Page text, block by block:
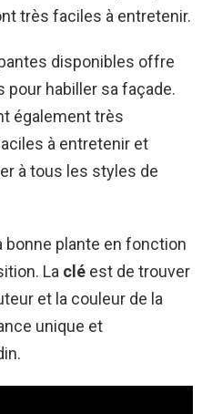
très faciles à entretenir.
disponibles offre
habiller sa façade.
également très
à entretenir et
à tous les styles de
bonne plante en fonction
La clé est de trouver
et la couleur de la
unique et